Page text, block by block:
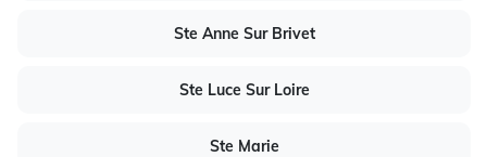
Ste Anne Sur Brivet
Ste Luce Sur Loire
Ste Marie